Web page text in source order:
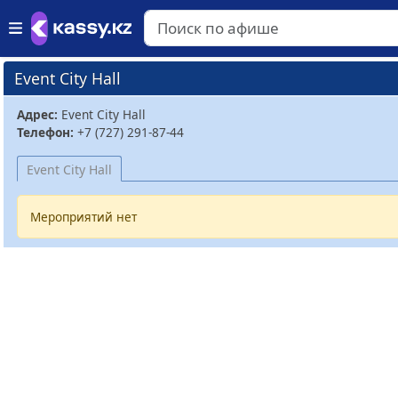
Event City Hall
Адрес: Event City Hall
Телефон: +7 (727) 291-87-44
Event City Hall
Мероприятий нет